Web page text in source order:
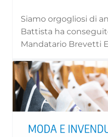
Siamo orgogliosi di
Battista ha
Mandatario Brevetti